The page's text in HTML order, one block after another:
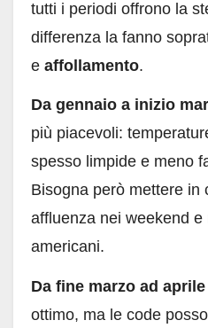
tutti i periodi offrono la
differenza la fanno
e affollamento.
Da gennaio a inizio
più piacevoli:
spesso limpide e meno
Bisogna però mettere in
affluenza nei weekend e
americani.
Da fine marzo ad aprile
ottimo, ma le code